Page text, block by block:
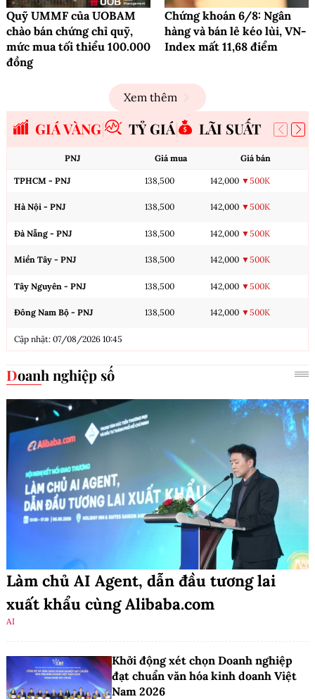
Quỹ UMMF của UOBAM
chào bán chứng chỉ quỹ,
mức mua tối thiểu 100.000
đồng
Chứng khoán 6/8: Ngân
hàng và bán lẻ kéo lùi, VN-
Index mất 11,68 điểm
Xem thêm
GIÁ VÀNG TỶ GIÁ LÃI SUẤT
PNJ Giá mua Giá bán
TPHCM - PNJ 138,500 142,000 ▼500K
Hà Nội - PNJ 138,500 142,000 ▼500K
Đà Nẵng - PNJ 138,500 142,000 ▼500K
Miền Tây - PNJ 138,500 142,000 ▼500K
Tây Nguyên - PNJ 138,500 142,000 ▼500K
Đông Nam Bộ - PNJ 138,500 142,000 ▼500K
Cập nhật: 07/08/2026 10:45
Doanh nghiệp số
Làm chủ AI Agent, dẫn đầu tương lai
xuất khẩu cùng Alibaba.com
AI
Khởi động xét chọn Doanh nghiệp
đạt chuẩn văn hóa kinh doanh Việt
Nam 2026